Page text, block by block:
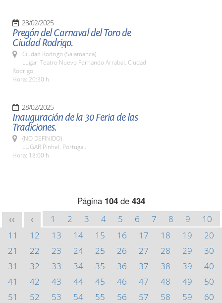
28/02/2025
Pregón del Carnaval del Toro de
Ciudad Rodrigo.
Ciudad Rodrigo (Salamanca)
Lugar: Teatro Nuevo Fernando Arrabal. Ciudad
Rodrigo
Hora: 20:30 h.
28/02/2025
Inauguración de la 30 Feria de las
Tradiciones.
(NO DEFINIDO)
LUGAR Pinhel. Portugal.
Hora: 18:00 h.
Página 104de 434
<< < 1 2 3 4 5 6 7 8 9
10
11
12 13 14 15 16 17 18 19
20
21
22 23 24 25 26 27 28 29
30
31
32 33 34 35 36 37 38 39
40
41
42 43 44 45 46 47 48 49
50
51
52 53 54 55 56 57 58 59
60